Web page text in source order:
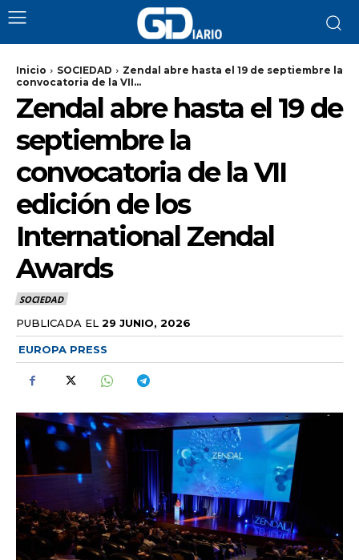
Inicio SOCIEDAD
Zendal abre hasta el 19 de septiembre la
convocatoria de la VII...
Zendal abre hasta el 19 de
septiembre la
convocatoria de la VII
edición de los
International Zendal
Awards
SOCIEDAD
PUBLICADA EL 29 JUNIO, 2026
EUROPA PRESS